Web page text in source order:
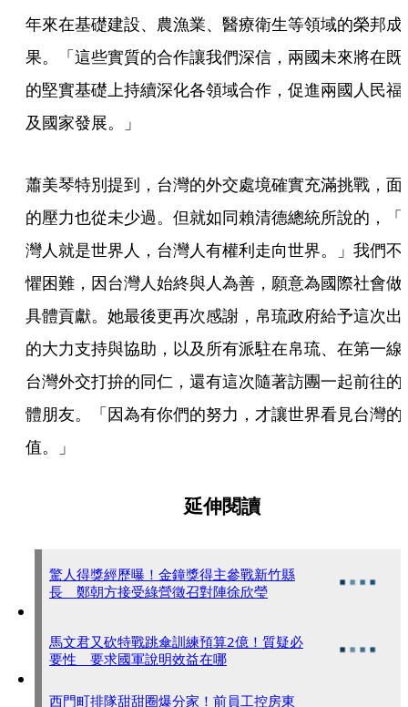
年來在基礎建設、農漁業、醫療衛生等領域的榮邦成
果。「這些實質的合作讓我們深信，兩國未來將在既
的堅實基礎上持續深化各領域合作，促進兩國人民福
及國家發展。」
蕭美琴特別提到，台灣的外交處境確實充滿挑戰，面
的壓力也從未少過。但就如同賴清德總統所說的，「
灣人就是世界人，台灣人有權利走向世界。」我們不
懼困難，因台灣人始終與人為善，願意為國際社會做
具體貢獻。她最後更再次感謝，帛琉政府給予這次出
的大力支持與協助，以及所有派駐在帛琉、在第一線
台灣外交打拚的同仁，還有這次隨著訪團一起前往的
體朋友。「因為有你們的努力，才讓世界看見台灣的
值。」
延伸閱讀
驚人得獎經歷曝！金鐘獎得主參戰新竹縣
長 鄭朝方接受綠營徵召對陣徐欣瑩
馬文君又砍特戰跳傘訓練預算2億！質疑必
要性 要求國軍說明效益在哪
西門町排隊甜甜圈爆分家！前員工控房東